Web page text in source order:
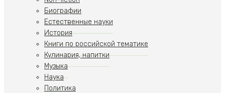
Биографии
Естественные науки
История
Книги по российской тематике
Кулинария, напитки
Музыка
Наука
Политика